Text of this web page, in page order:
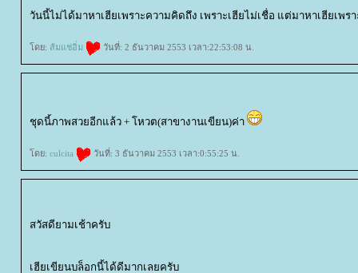
วันนี้ไม่ได้มาหาเฮียเพราะความคิดถึง เพราะเฮียไม่เชื่อ แต่มาหาเฮียเพร
ดย: ส้มแช่อิ่ม วันที่: 2 ธันวาคม 2553 เวลา:22:53:08 น.
ชุดนี้ภาพสวยอีกแล้ว + โหวต(สาขางานเขียน)ค่า
ดย: culcita วันที่: 3 ธันวาคม 2553 เวลา:0:55:25 น.
สวัสดียามเช้าครับ
เฮียเขียนบล็อกนี้ได้ดีมากเลยครับ